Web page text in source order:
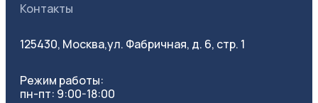
Контакты
125430, Москва,ул. Фабричная, д. 6, стр. 1
Режим работы:
пн-пт: 9:00-18:00